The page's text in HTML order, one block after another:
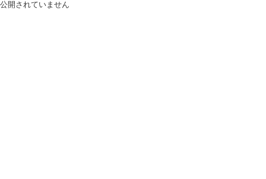
公開されていません